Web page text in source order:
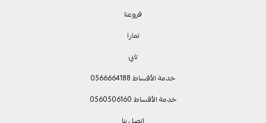
فروعنا
تمارا
تابي
خدمة الأقساط 0566664188
خدمة الأقساط 0560506160